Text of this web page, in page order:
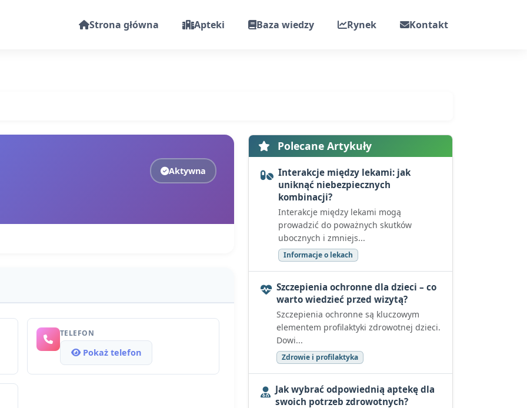
Strona główna Apteki Baza wiedzy Rynek Kontakt
Aktywna
TELEFON
Pokaż telefon
Polecane Artykuły
Interakcje między lekami: jak
uniknąć niebezpiecznych
kombinacji?
Interakcje między lekami mogą
prowadzić do poważnych skutków
ubocznych i zmniejs...
Informacje o lekach
Szczepienia ochronne dla dzieci – co
warto wiedzieć przed wizytą?
Szczepienia ochronne są kluczowym
elementem profilaktyki zdrowotnej dzieci.
Dowi...
Zdrowie i profilaktyka
Jak wybrać odpowiednią aptekę dla
swoich potrzeb zdrowotnych?